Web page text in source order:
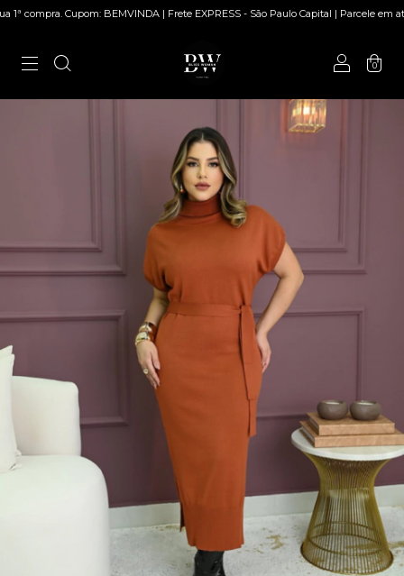
compra. Cupom: BEMVINDA | Frete EXPRESS - São Paulo Capital | Parcele em até
0